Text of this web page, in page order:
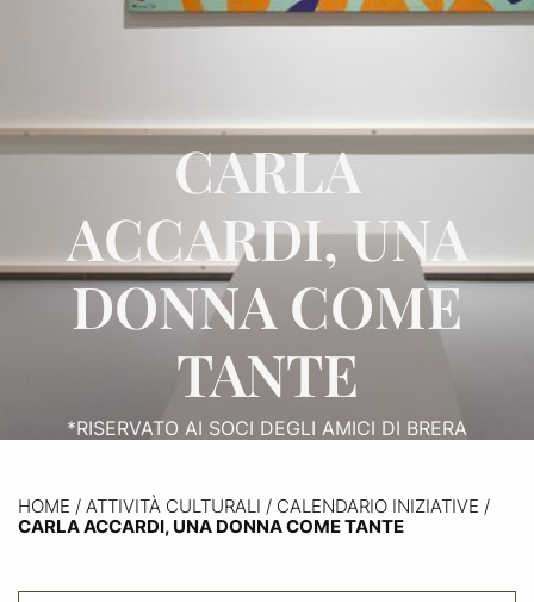
CARLA
ACCARDI, UNA
DONNA COME
TANTE
*RISERVATO AI SOCI DEGLI AMICI DI BRERA
HOME / ATTIVITÀ CULTURALI / CALENDARIO INIZIATIVE /
CARLA ACCARDI, UNA DONNA COME TANTE